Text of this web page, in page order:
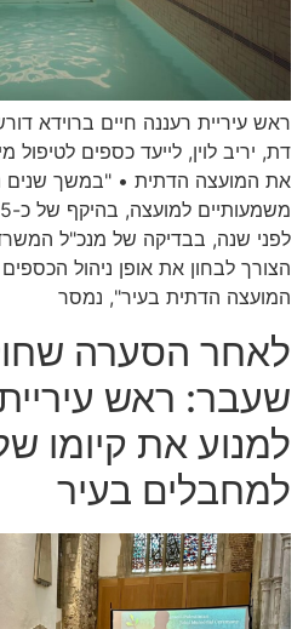
ראש עיריית רעננה חיים ברוידא
דת, יריב לוין, לייעד כספים לטיפול
את המועצה הדתית • "במשך שנים
לפני שנה, בבדיקה של מנכ"ל
הצורך לבחון את אופן ניהול
המועצה הדתית בעיר", נמסר
לאחר הסערה
שעבר: ראש
למנוע את קיומו
למחבלים בעיר